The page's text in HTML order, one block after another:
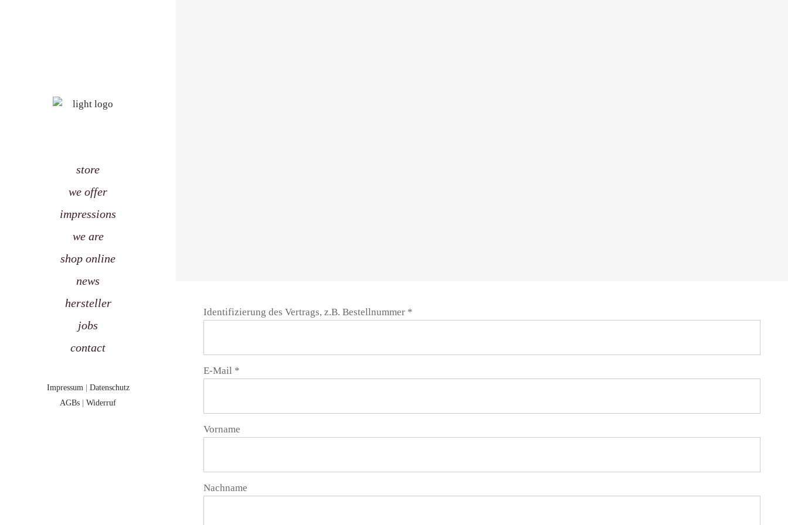
store
we offer
impressions
we are
shop online
news
hersteller
jobs
contact
Impressum| Datenschutz
AGBs
Widerruf
Identifizierung des Vertrags, z.B. Bestellnummer *
E-Mail *
E-
Vorname
Nachname